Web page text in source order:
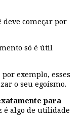
deve começar por
só é útil
exemplo, esses
o seu egoísmo.
para
é algo de utilidade